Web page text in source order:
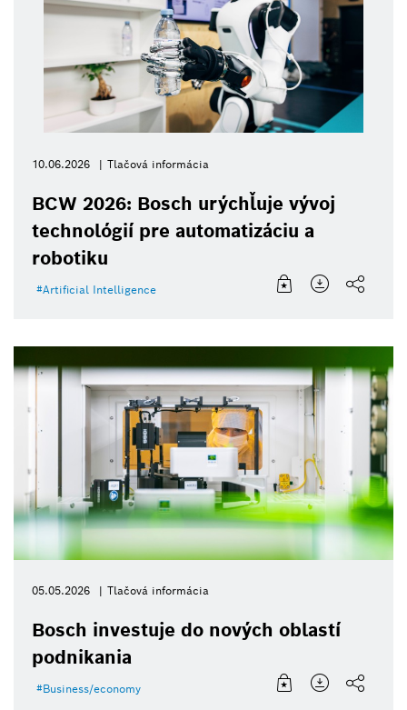
10.06.2026 Tlačová informácia
BCW 2026: Bosch urýchľuje vývoj
technológií pre automatizáciu a
robotiku
Artificial Intelligence
05.05.2026 Tlačová informácia
Bosch investuje do nových oblastí
podnikania
Business/economy